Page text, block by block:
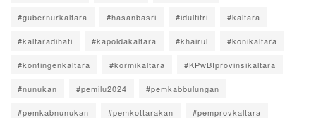
#gubernurkaltara #hasanbasri #idulfitri #kaltara
#kaltaradihati #kapoldakaltara #khairul #konikaltara
#kontingenkaltara #kormikaltara #KPwBIprovinsikaltara
#nunukan #pemilu2024 #pemkabbulungan
#pemkabnunukan #pemkottarakan #pemprovkaltara